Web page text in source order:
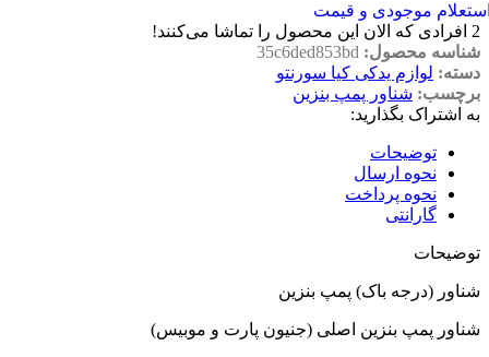
موجودی و قیمت
2 افرادی که الان این محصول را تماشا می‌کنند!
شناسه محصول: 35c6ded853bd
دسته: لوازم یدکی کیا سورنتو
برچسب: شناور پمپ بنزین
به اشتراک بگذارید:
توضیحات
نحوه ارسال
نحوه پرداخت
گارانتی
توضیحات
شناور (درجه باک) پمپ بنزین
شناور پمپ بنزین اصلی (جنیون پارت و موبیس)